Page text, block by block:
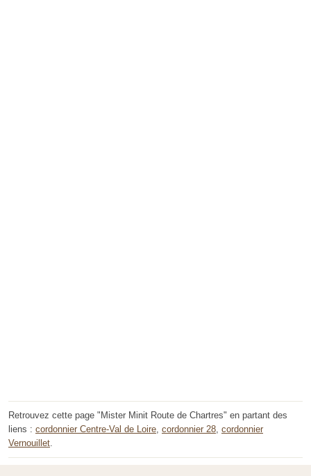
Retrouvez cette page "Mister Minit Route de Chartres" en partant des
liens : cordonnier Centre-Val de Loire, cordonnier 28, cordonnier
Vernouillet.